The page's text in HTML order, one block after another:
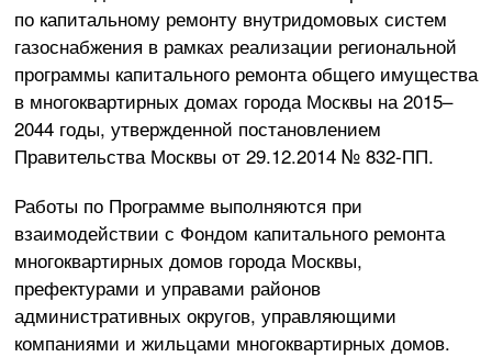
по капитальному ремонту внутридомовых систем
газоснабжения в рамках реализации региональной
программы капитального ремонта общего имущества
в многоквартирных домах города Москвы на 2015–
2044 годы, утвержденной постановлением
Правительства Москвы от 29.12.2014 № 832-ПП.
Работы по Программе выполняются при
взаимодействии с Фондом капитального ремонта
многоквартирных домов города Москвы,
префектурами и управами районов
административных округов, управляющими
компаниями и жильцами многоквартирных домов.